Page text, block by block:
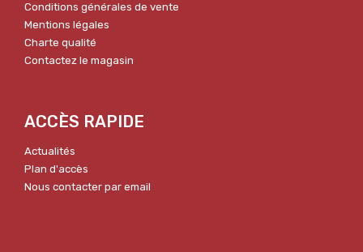
Conditions générales de vente
Mentions légales
Charte qualité
Contactez le magasin
ACCÈS RAPIDE
Actualités
Plan d'accès
Nous contacter par email